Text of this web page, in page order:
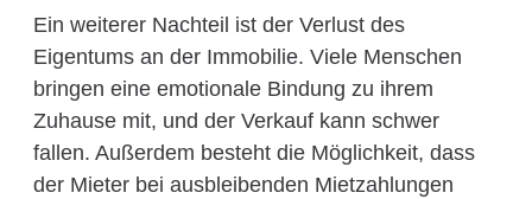
Ein weiterer Nachteil ist der Verlust des
Eigentums an der Immobilie. Viele Menschen
bringen eine emotionale Bindung zu ihrem
Zuhause mit, und der Verkauf kann schwer
fallen. Außerdem besteht die Möglichkeit, dass
der Mieter bei ausbleibenden Mietzahlungen